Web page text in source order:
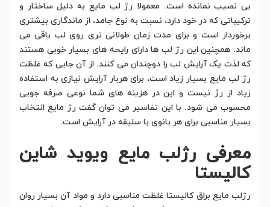
بی نصیب نمانده است. معمولا رژ لب مایع به دلیل ساختار و
ترکیباتی که در خود دارد، نسبت به نوع جامد، از ماندگاری بیشتری
برخوردار است و برای مدت زمان طولانی تری روی لب باقی می
ماند. همچنین این رژ لب ها دارای رایحه های بسیار خوبی هستند
که لذت یک آرایش لب را دوچندان می کنند. از آن جایی که غلظت
رژ لب مایع بسیار زیاد است، برای هربار آرایش نیازی به استفاده
زیاد از رژ نیست و این در هزینه های شما نوعی صرفه جویی
محسوب می شود. با این تفاسیر می توان گفت رژ مایع انتخاب
بسیار مناسبی برای هر بانوی با سلیقه در آرایش است.
معرفی رژلب مایع ویوید شاین
کالیستا
رژلب مایع براق کالیستا غلظت مناسبی دارد و مواد آن بسیار روان